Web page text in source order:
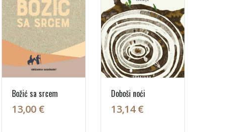
Božić sa srcem
13,00 €
Doboši noći
13,14 €